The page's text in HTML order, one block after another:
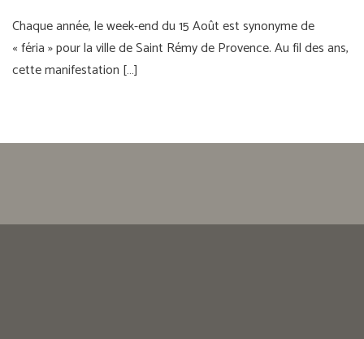
Chaque année, le week-end du 15 Août est synonyme de
« féria » pour la ville de Saint Rémy de Provence. Au fil des ans,
cette manifestation […]